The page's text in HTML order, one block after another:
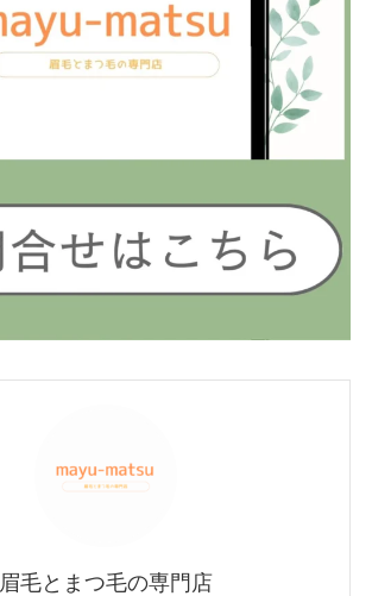
眉毛とまつ毛の専門店